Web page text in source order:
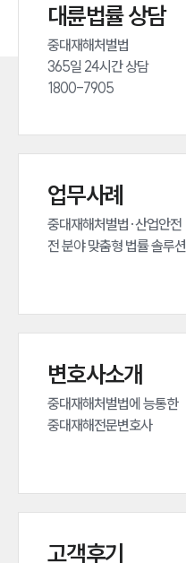
대륜법률 상담
중대재해처벌법
365일 24시간 상담
1800-7905
업무사례
중대재해처벌법·산업안전
전 분야 맞춤형 법률 솔루션
변호사소개
중대재해처벌법에 능통한
중대재해전문변호사
고객후기